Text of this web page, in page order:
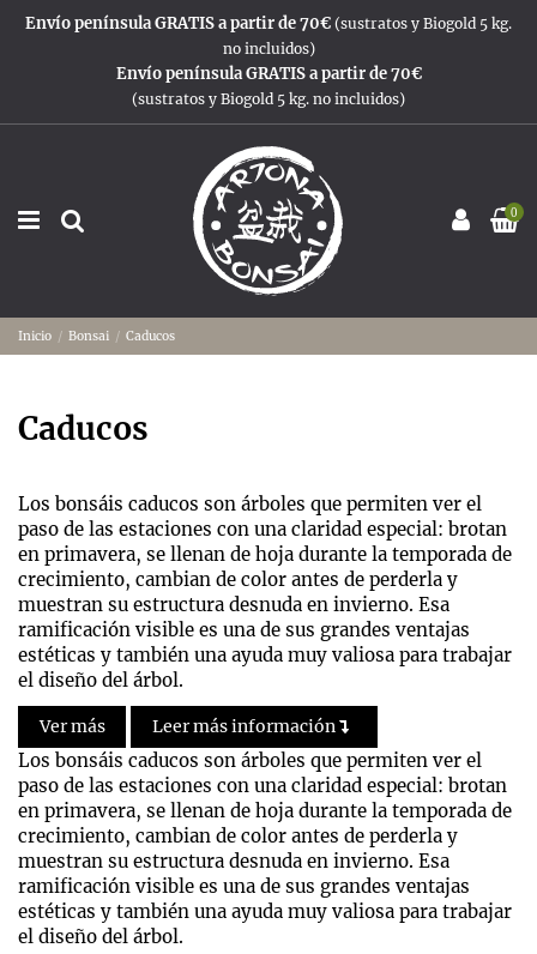
Envío península GRATIS a partir de 70€ (sustratos y Biogold 5 kg.
no incluidos)
Envío península GRATIS a partir de 70€
(sustratos y Biogold 5 kg. no incluidos)
0
Inicio Bonsai Caducos
Caducos
Los bonsáis caducos son árboles que permiten ver el
paso de las estaciones con una claridad especial: brotan
en primavera, se llenan de hoja durante la temporada de
crecimiento, cambian de color antes de perderla y
muestran su estructura desnuda en invierno. Esa
ramificación visible es una de sus grandes ventajas
estéticas y también una ayuda muy valiosa para trabajar
el diseño del árbol.
Ver más Leer más información
Los bonsáis caducos son árboles que permiten ver el
paso de las estaciones con una claridad especial: brotan
en primavera, se llenan de hoja durante la temporada de
crecimiento, cambian de color antes de perderla y
muestran su estructura desnuda en invierno. Esa
ramificación visible es una de sus grandes ventajas
estéticas y también una ayuda muy valiosa para trabajar
el diseño del árbol.